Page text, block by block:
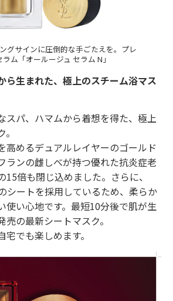
グサインに圧倒的な手ごたえを。プレ
ラム「オールージュ セラム N」
ら生まれた、極上のスチーム浴マス
スパ、ハマムから着想を得た、極上
高めるデュアルレイヤーのゴールド
ランの雌しべが持つ優れた抗炎症老
15倍も閉じ込めました。さらに、
シートを採用しているため、柔らか
使い心地です。最短10分後で肌が生
売の最新シートマスク。
でも楽しめます。